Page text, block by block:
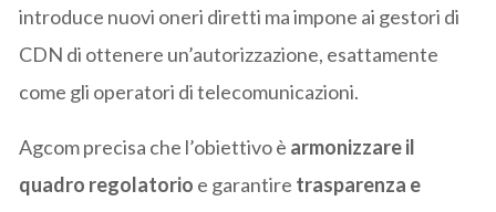
introduce nuovi oneri diretti ma impone ai gestori di
CDN di ottenere un’autorizzazione, esattamente
come gli operatori di telecomunicazioni.
Agcom precisa che l’obiettivo è armonizzare il
quadro regolatorio e garantire trasparenza e